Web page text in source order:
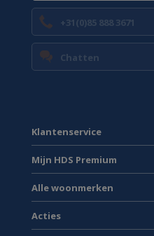
+31(0)85 888 3671
Chatten
Klantenservice
Mijn HDS Premium
Alle woonmerken
Acties